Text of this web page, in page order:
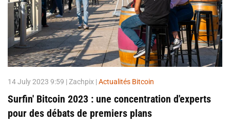
14 July 2023 9:59 | Zachpix | Actualités Bitcoin
Surfin' Bitcoin 2023 : une concentration d'experts
pour des débats de premiers plans